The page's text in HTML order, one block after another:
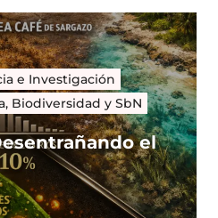
e Investigación
Biodiversidad y SbN
el